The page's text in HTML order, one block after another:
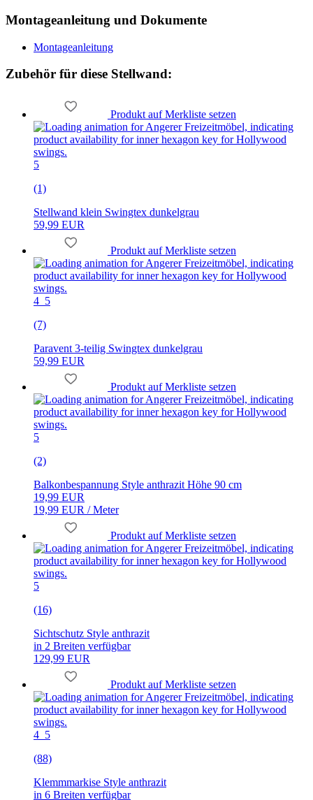
Montageanleitung und Dokumente
Montageanleitung
Zubehör für diese Stellwand:
Produkt auf Merkliste setzen
5
(1)
Stellwand klein Swingtex dunkelgrau
59,99 EUR
Produkt auf Merkliste setzen
4_5
(7)
Paravent 3-teilig Swingtex dunkelgrau
59,99 EUR
Produkt auf Merkliste setzen
5
(2)
Balkonbespannung Style anthrazit Höhe 90 cm
19,99 EUR
19,99 EUR / Meter
Produkt auf Merkliste setzen
5
(16)
Sichtschutz Style anthrazit
in 2 Breiten verfügbar
129,99 EUR
Produkt auf Merkliste setzen
4_5
(88)
Klemmmarkise Style anthrazit
in 6 Breiten verfügbar